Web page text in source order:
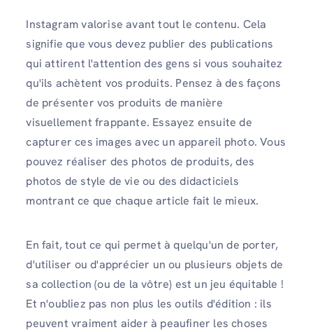
Instagram valorise avant tout le contenu. Cela
signifie que vous devez publier des publications
qui attirent l'attention des gens si vous souhaitez
qu'ils achètent vos produits. Pensez à des façons
de présenter vos produits de manière
visuellement frappante. Essayez ensuite de
capturer ces images avec un appareil photo. Vous
pouvez réaliser des photos de produits, des
photos de style de vie ou des didacticiels
montrant ce que chaque article fait le mieux.
En fait, tout ce qui permet à quelqu'un de porter,
d'utiliser ou d'apprécier un ou plusieurs objets de
sa collection (ou de la vôtre) est un jeu équitable !
Et n'oubliez pas non plus les outils d'édition : ils
peuvent vraiment aider à peaufiner les choses